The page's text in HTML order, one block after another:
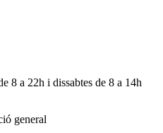
8 a 22h i dissabtes de 8 a 14h
general